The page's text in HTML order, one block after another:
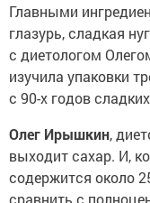
Главными
глазурь, сладкая
с диетологом
изучила упаковки
с 90-х годов
Олег Ирышкин,
выходит сахар. И,
содержится около
сравнить с